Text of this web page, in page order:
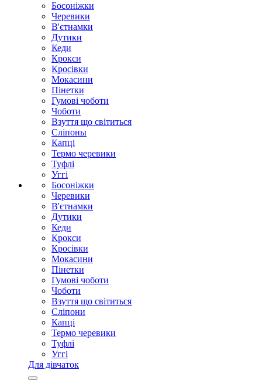
Босоніжки
Черевики
В'єтнамки
Дутики
Кеди
Крокси
Кросівки
Мокасини
Пінетки
Гумові чоботи
Чоботи
Взуття що світиться
Сліпоны
Капці
Термо черевики
Туфлі
Уггі
Босоніжки
Черевики
В'єтнамки
Дутики
Кеди
Крокси
Кросівки
Мокасини
Пінетки
Гумові чоботи
Чоботи
Взуття що світиться
Сліпони
Капці
Термо черевики
Туфлі
Уггі
Для дівчаток